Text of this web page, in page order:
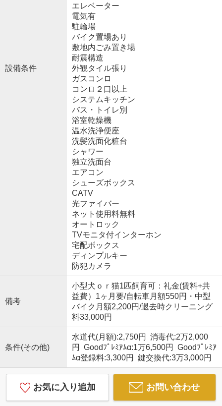
設備条件
エレベーター
電気有
駐輪場
バイク置場あり
敷地内ごみ置き場
耐震構造
外観タイル張り
ガスコンロ
コンロ２口以上
システムキッチン
バス・トイレ別
浴室乾燥機
温水洗浄便座
洗髪洗面化粧台
シャワー
独立洗面台
エアコン
シューズボックス
CATV
光ファイバー
ネット使用料無料
オートロック
TVモニタ付インターホン
宅配ボックス
ディンプルキー
防犯カメラ
備考
小型犬ｏｒ猫1匹飼育可：礼金(賃料+共
益費）1ヶ月要/自転車月額550円・中型
バイク月額2,200円/退去時クリーニング
料33,000円
条件(その他)
水道代(月額):2,750円 消毒代:2万2,000
円 Goodﾌﾟﾚﾐｱﾑα:1万6,500円 Goodﾌﾟﾚﾐｱ
ﾑα登録料:3,300円 鍵交換代:3万3,000円
お気に入り追加 お問い合わせ